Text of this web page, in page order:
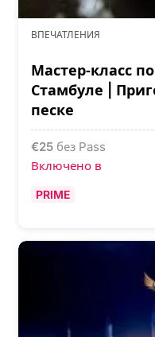
ВПЕЧАТЛЕНИЯ
Мастер‑класс
Стамбуле |
песке
€25 без Pass
Включено в
PRIME